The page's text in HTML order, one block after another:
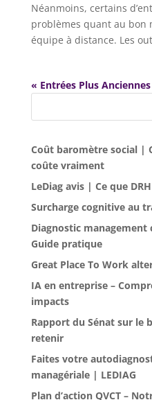
Néanmoins, certains
problèmes quant au bon
équipe à distance. Les
« Entrées Plus Anciennes
Coût baromètre social |
coûte vraiment
LeDiag avis | Ce que
Surcharge cognitive au
Diagnostic
Guide pratique
Great Place To Work
IA en entreprise –
impacts
Rapport du Sénat sur le
retenir
Faites votre
managériale | LEDIAG
Plan d’action QVCT –